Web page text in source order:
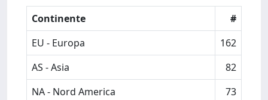
Continente
#
EU - Europa
162
AS - Asia
82
NA - Nord America
73